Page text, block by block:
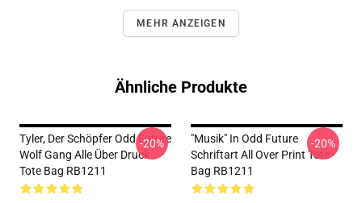
MEHR ANZEIGEN
Ähnliche Produkte
Tyler, Der Schöpfer Odd Future
Wolf Gang Alle Über Druck
Tote Bag RB1211
-20%
"Musik" In Odd Future
Schriftart All Over Print Tote
Bag RB1211
-20%